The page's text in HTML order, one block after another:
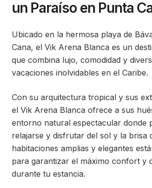
un Paraíso en Punta
Ubicado en la hermosa playa de
Cana, el Vik Arena Blanca es un
que combina lujo, comodidad y
vacaciones inolvidables en el Caribe.
Con su arquitectura tropical y sus
el Vik Arena Blanca ofrece a sus
entorno natural espectacular donde
relajarse y disfrutar del sol y la brisa
habitaciones amplias y elegantes
para garantizar el máximo confort y
durante tu estancia.